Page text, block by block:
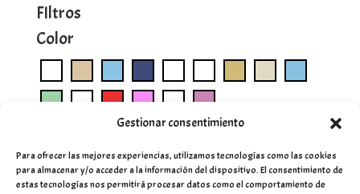
Gestionar consentimiento
Para ofrecer las mejores experiencias, utilizamos tecnologías como las cookies
para almacenar y/o acceder a la información del dispositivo. El consentimiento de
estas tecnologías nos permitirá procesar datos como el comportamiento de
FIltros
Color